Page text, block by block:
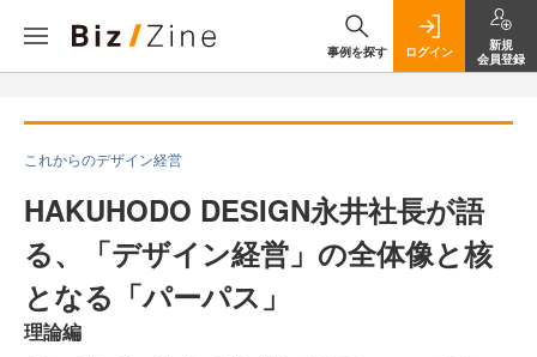
事例を探す ログイン
新規
会員登録
これからのデザイン経営
HAKUHODO DESIGN永井社長が語
る、「デザイン経営」の全体像と核
となる「パーパス」
理論編